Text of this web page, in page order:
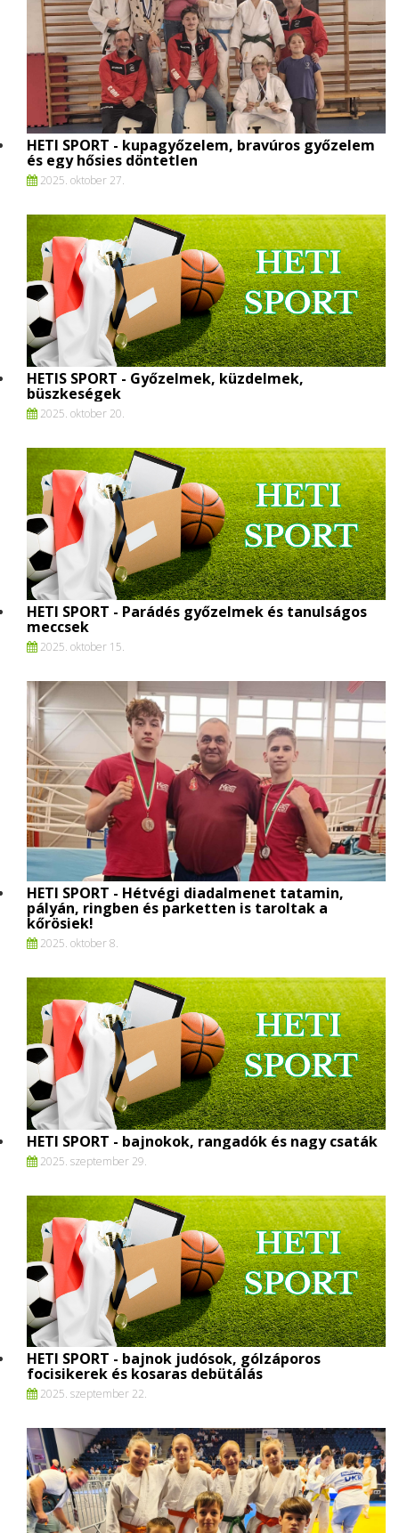
HETI SPORT - kupagyőzelem, bravúros győzelem
és egy hősies döntetlen
2025. oktober 27.
HETIS SPORT - Győzelmek, küzdelmek,
büszkeségek
2025. oktober 20.
HETI SPORT - Parádés győzelmek és tanulságos
meccsek
2025. oktober 15.
HETI SPORT - Hétvégi diadalmenet tatamin,
pályán, ringben és parketten is taroltak a
kőrösiek!
2025. oktober 8.
HETI SPORT - bajnokok, rangadók és nagy csaták
2025. szeptember 29.
HETI SPORT - bajnok judósok, gólzáporos
focisikerek és kosaras debütálás
2025. szeptember 22.